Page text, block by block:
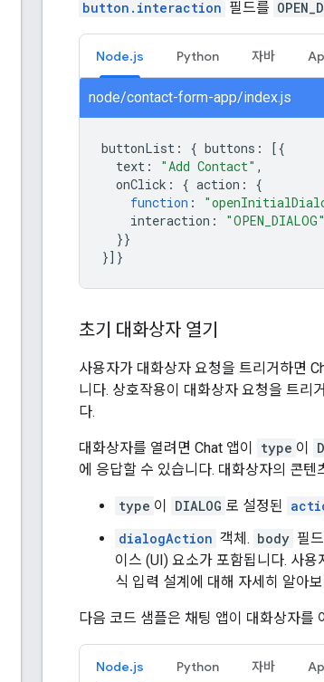
button.interaction 필드를
Node.js Python 자바
node/contact-form-app/index.js
buttonList : { buttons :
[{
text : "Add Contact" ,
onClick : { action :
{
function :
interaction :
"OPEN_DIALOG"
}}
}]}
초기 대화상자 열기
사용자가 대화상자 요청을 트리거하면
니다. 상호작용이 대화상자 요청을 트리
다.
대화상자를 열려면 Chat 앱이 type 이
에 응답할 수 있습니다. 대화상자의 콘
type 이 DIALOG 로 설정된
dialogAction 객체. body 필
이스 (UI) 요소가 포함됩니다. 사
식 입력 설계에 대해 자세히 알아
다음 코드 샘플은 채팅 앱이 대화상자를
Node.js Python 자바